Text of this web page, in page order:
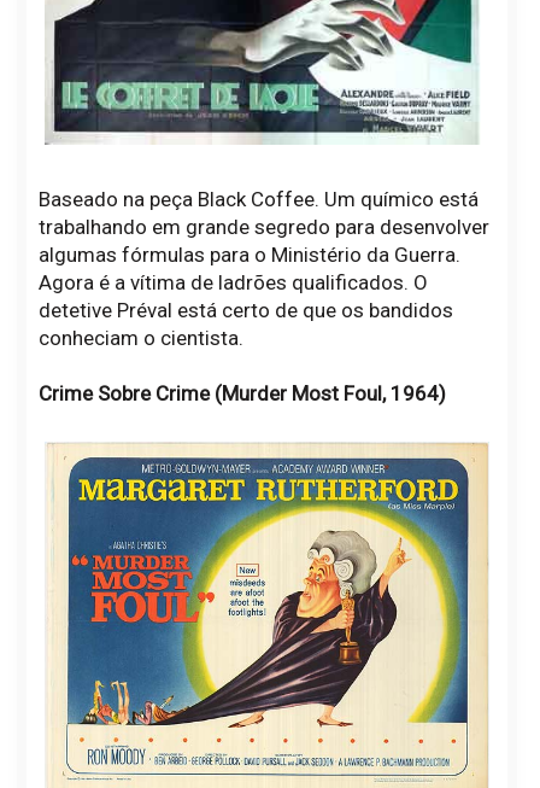
Baseado na peça Black Coffee. Um químico está
trabalhando em grande segredo para desenvolver
algumas fórmulas para o Ministério da Guerra.
Agora é a vítima de ladrões qualificados. O
detetive Préval está certo de que os bandidos
conheciam o cientista.
Crime Sobre Crime (Murder Most Foul, 1964)